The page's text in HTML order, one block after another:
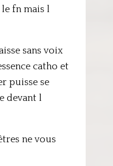
le fn mais l
sans voix
catho et
puisse se
devant l
ne vous